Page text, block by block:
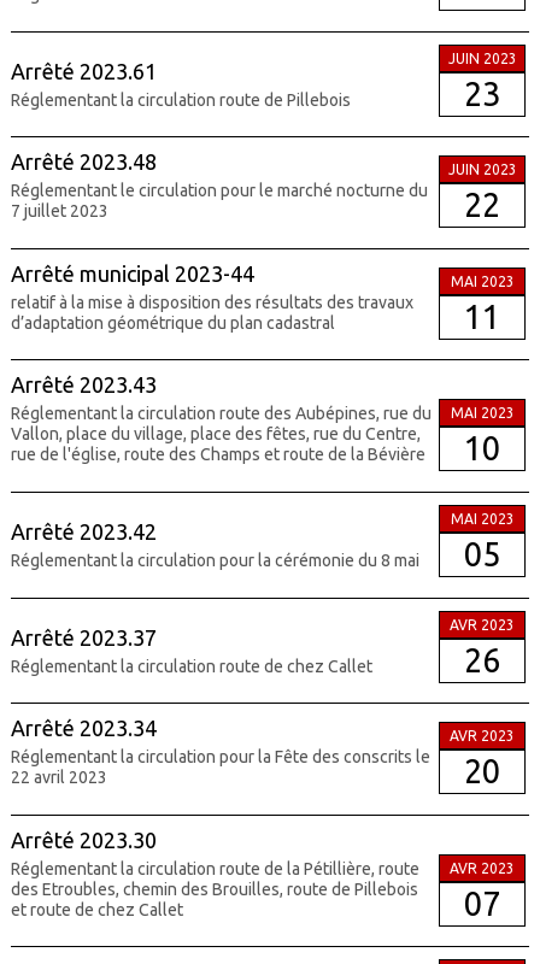
Arrêté 2023.61
Réglementant la circulation route de Pillebois
JUIN 2023
23
Arrêté 2023.48
Réglementant le circulation pour le marché nocturne du
7 juillet 2023
JUIN 2023
22
Arrêté municipal 2023-44
relatif à la mise à disposition des résultats des travaux
d’adaptation géométrique du plan cadastral
MAI 2023
11
Arrêté 2023.43
Réglementant la circulation route des Aubépines, rue du
Vallon, place du village, place des fêtes, rue du Centre,
rue de l'église, route des Champs et route de la Bévière
MAI 2023
10
Arrêté 2023.42
Réglementant la circulation pour la cérémonie du 8 mai
MAI 2023
05
Arrêté 2023.37
Réglementant la circulation route de chez Callet
AVR 2023
26
Arrêté 2023.34
Réglementant la circulation pour la Fête des conscrits le
22 avril 2023
AVR 2023
20
Arrêté 2023.30
Réglementant la circulation route de la Pétillière, route
des Etroubles, chemin des Brouilles, route de Pillebois
et route de chez Callet
AVR 2023
07